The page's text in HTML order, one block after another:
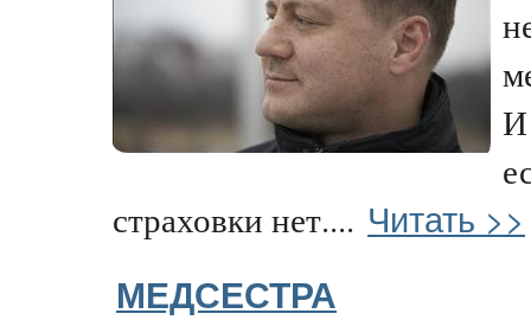
И
страховки нет.... Читать >>
МЕДСЕСТРА